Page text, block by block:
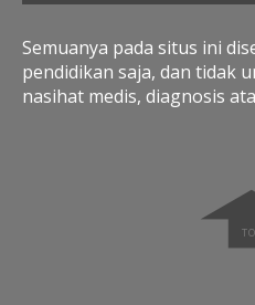
Semuanya pada situs ini
pendidikan saja, dan tidak
nasihat medis, diagnosis